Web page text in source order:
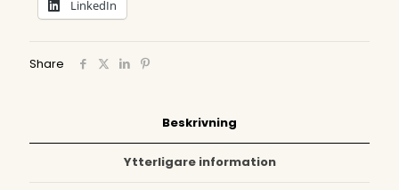
LinkedIn
Share
Beskrivning
Ytterligare information